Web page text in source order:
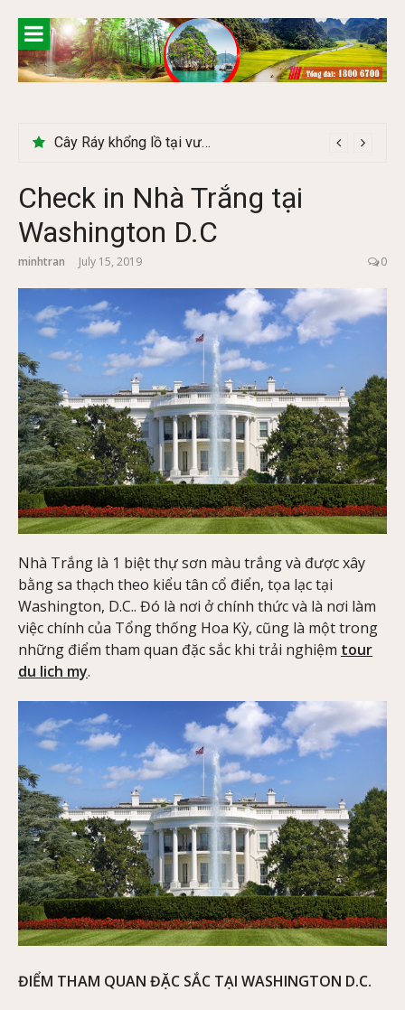
content
Cây Ráy khổng lồ tại vườn Quốc gia Cúc Phương
Check in Nhà Trắng tại
Washington D.C
minhtran July 15, 2019 0
Nhà Trắng là 1 biệt thự sơn màu trắng và được xây
bằng sa thạch theo kiểu tân cổ điển, tọa lạc tại
Washington, D.C.. Đó là nơi ở chính thức và là nơi làm
việc chính của Tổng thống Hoa Kỳ, cũng là một trong
những điểm tham quan đặc sắc khi trải nghiệm tour
du lich my.
ĐIỂM THAM QUAN ĐẶC SẮC TẠI WASHINGTON D.C.